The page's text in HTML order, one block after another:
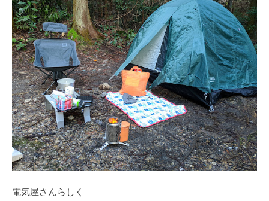
電気屋さんらしく